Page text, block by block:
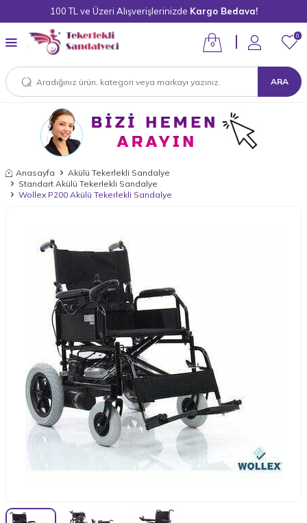
100 TL ve Üzeri Alışverişlerinizde Kargo Bedava!
ARA
0
0
Anasayfa
Akülü Tekerlekli Sandalye
Standart Akülü Tekerlekli Sandalye
Wollex P200 Akülü Tekerlekli Sandalye